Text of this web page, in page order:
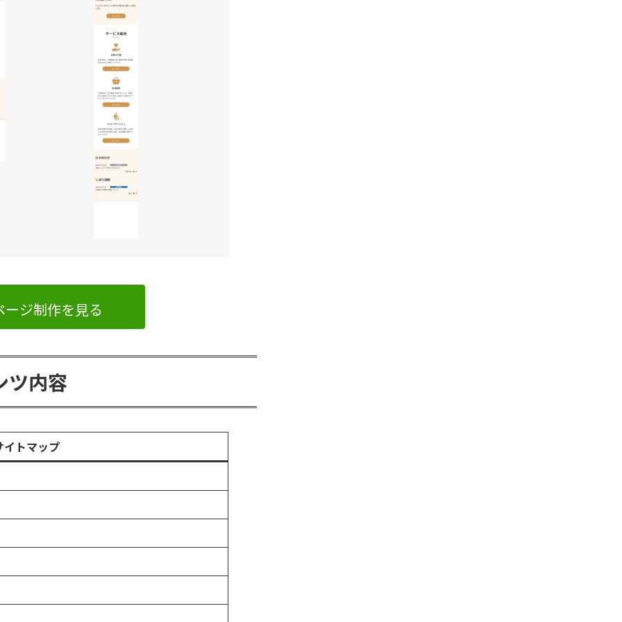
ージ制作を見る
ツ内容
イトマップ